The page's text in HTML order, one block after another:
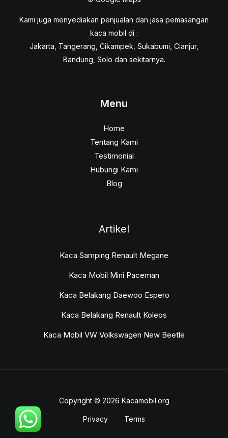
Kami juga menyediakan penjualan dan jasa pemasangan
kaca mobil di :
Jakarta, Tangerang, Cikampek, Sukabumi, Cianjur,
Bandung, Solo dan sekitarnya.
Menu
Home
Tentang Kami
Testimonial
Hubungi Kami
Blog
Artikel
Kaca Samping Renault Megane
Kaca Mobil Mini Paceman
Kaca Belakang Daewoo Espero
Kaca Belakang Renault Koleos
Kaca Mobil VW Volkswagen New Beetle
Copyright © 2026 Kacamobil.org
Privacy Terms